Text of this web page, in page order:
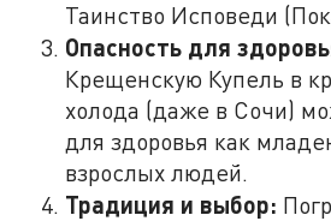
Таинство Исповеди
Опасность для
Крещенскую Купель в
холода (даже в Сочи)
для здоровья как
взрослых людей.
Традиция и выбор: